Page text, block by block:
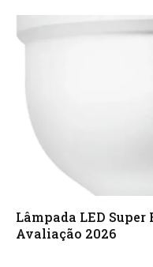
Lâmpada LED Super
Avaliação 2026